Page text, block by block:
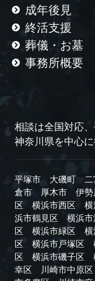
成年後見
終活支援
葬儀・お墓
事務所概要
相談は全国対応
神奈川県を中心に
平塚市 大磯町 二
倉市
厚木市 伊勢
区
横浜市西区 横
浜市鶴見区
横浜市
区
横浜市緑区 横
区
横浜市戸塚区
区
横浜市磯子区
幸区
川崎市中原区